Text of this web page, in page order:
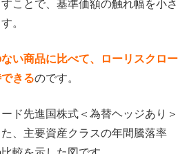
ことで、基準価額の触れ幅を小さ
。
い商品に比べて、ローリスクロー
きるのです。
ド先進国株式＜為替ヘッジあり＞
、主要資産クラスの年間騰落率